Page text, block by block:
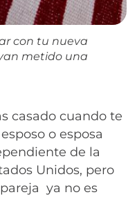
con tu nueva
metido una
casado cuando te
o esposa
de la
Unidos, pero
ya no es